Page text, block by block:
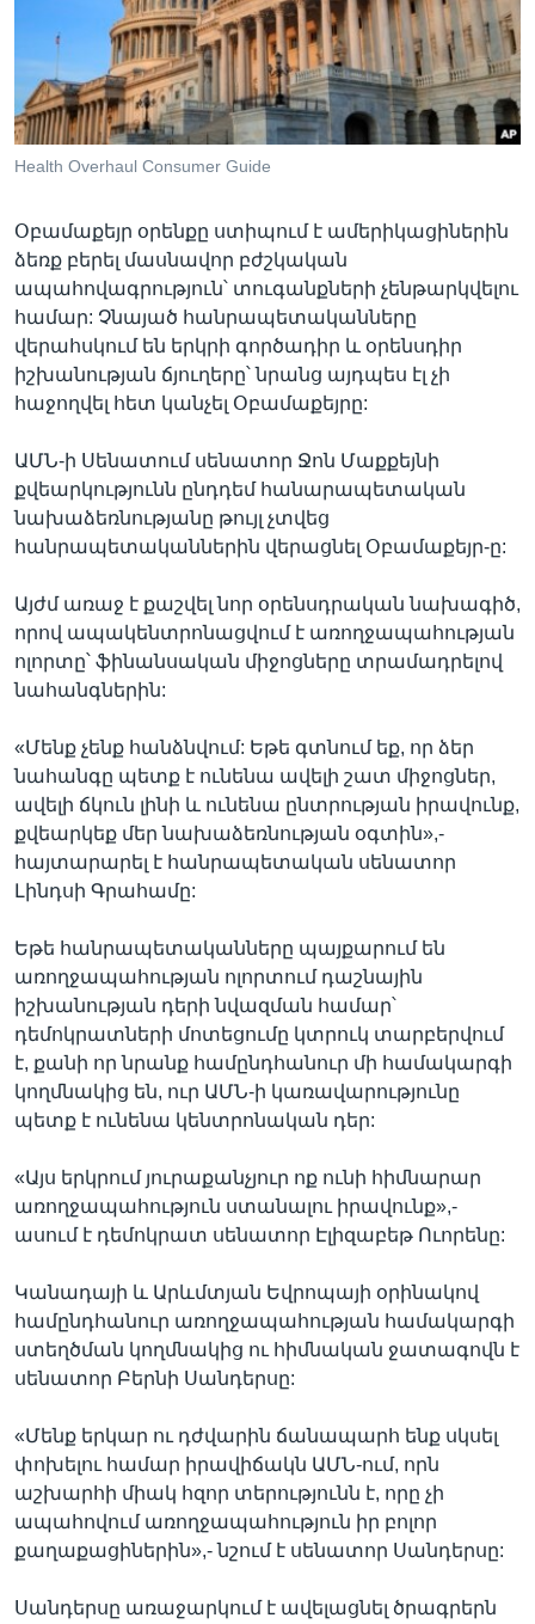
Լեզուներ
Health Overhaul Consumer Guide
Օբամաքեյր օրենքը ստիպում է ամերիկացիներին
ձեռք բերել մասնավոր բժշկական
ապահովագրություն՝ տուգանքների չենթարկվելու
համար: Չնայած հանրապետականները
վերահսկում են երկրի գործադիր և օրենսդիր
իշխանության ճյուղերը՝ նրանց այդպես էլ չի
հաջողվել հետ կանչել Օբամաքեյրը:
ԱՄՆ-ի Սենատում սենատոր Ջոն Մաքքեյնի
քվեարկությունն ընդդեմ հանարապետական
նախաձեռնությանը թույլ չտվեց
հանրապետականներին վերացնել Օբամաքեյր-ը:
Այժմ առաջ է քաշվել նոր օրենսդրական նախագիծ,
որով ապակենտրոնացվում է առողջապահության
ոլորտը՝ ֆինանսական միջոցները տրամադրելով
նահանգներին:
«Մենք չենք հանձնվում: Եթե գտնում եք, որ ձեր
նահանգը պետք է ունենա ավելի շատ միջոցներ,
ավելի ճկուն լինի և ունենա ընտրության իրավունք,
քվեարկեք մեր նախաձեռնության օգտին»,-
հայտարարել է հանրապետական սենատոր
Լինդսի Գրահամը:
Եթե հանրապետականները պայքարում են
առողջապահության ոլորտում դաշնային
իշխանության դերի նվազման համար՝
դեմոկրատների մոտեցումը կտրուկ տարբերվում
է, քանի որ նրանք համընդհանուր մի համակարգի
կողմնակից են, ուր ԱՄՆ-ի կառավարությունը
պետք է ունենա կենտրոնական դեր:
«Այս երկրում յուրաքանչյուր ոք ունի հիմնարար
առողջապահություն ստանալու իրավունք»,-
ասում է դեմոկրատ սենատոր Էլիզաբեթ Ուորենը:
Կանադայի և Արևմտյան Եվրոպայի օրինակով
համընդհանուր առողջապահության համակարգի
ստեղծման կողմնակից ու հիմնական ջատագովն է
սենատոր Բերնի Սանդերսը:
«Մենք երկար ու դժվարին ճանապարհ ենք սկսել
փոխելու համար իրավիճակն ԱՄՆ-ում, որն
աշխարհի միակ հզոր տերությունն է, որը չի
ապահովում առողջապահություն իր բոլոր
քաղաքացիներին»,- նշում է սենատոր Սանդերսը:
Սանդերսը առաջարկում է ավելացնել ծրագրերն